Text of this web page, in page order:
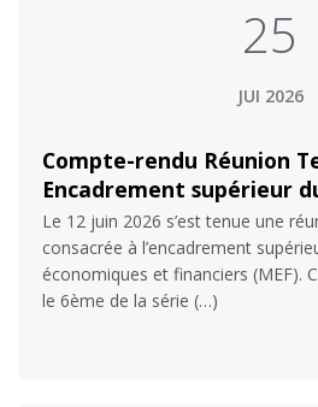
25
JUI 2026
Compte-rendu Réunion
Encadrement supérieur
Le 12 juin 2026 s’est tenue une
consacrée à l’encadrement
économiques et financiers (MEF).
le 6ème de la série (…)